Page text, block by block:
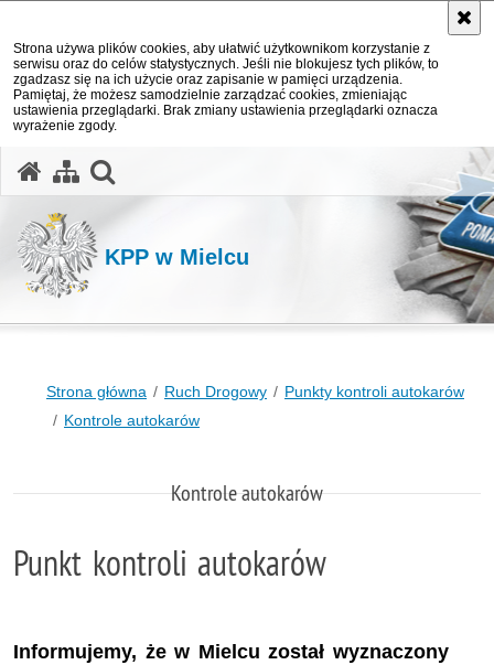
Strona używa plików cookies, aby ułatwić użytkownikom korzystanie z
serwisu oraz do celów statystycznych. Jeśli nie blokujesz tych plików, to
zgadzasz się na ich użycie oraz zapisanie w pamięci urządzenia.
Pamiętaj, że możesz samodzielnie zarządzać cookies, zmieniając
ustawienia przeglądarki. Brak zmiany ustawienia przeglądarki oznacza
wyrażenie zgody.
KPP w Mielcu
Strona główna Ruch Drogowy
Punkty kontroli autokarów
Kontrole autokarów
Kontrole autokarów
Punkt kontroli autokarów
Informujemy, że w Mielcu został wyznaczony